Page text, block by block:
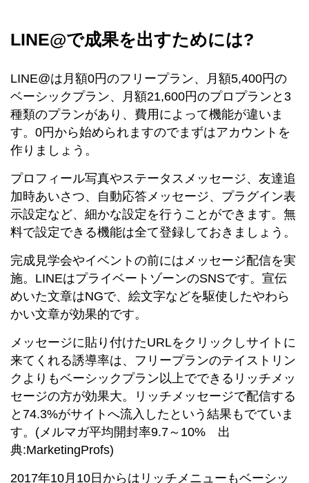
LINE@で成果を出すためには?
LINE@は月額0円のフリープラン、月額5,400円の
ベーシックプラン、月額21,600円のプロプランと3
種類のプランがあり、費用によって機能が違いま
す。0円から始められますのでまずはアカウントを
作りましょう。
プロフィール写真やステータスメッセージ、友達追
加時あいさつ、自動応答メッセージ、プラグイン表
示設定など、細かな設定を行うことができます。無
料で設定できる機能は全て登録しておきましょう。
完成見学会やイベントの前にはメッセージ配信を実
施。LINEはプライベートゾーンのSNSです。宣伝
めいた文章はNGで、絵文字などを駆使したやわら
かい文章が効果的です。
メッセージに貼り付けたURLをクリックしサイトに
来てくれる誘導率は、フリープランのテイストリン
クよりもベーシックプラン以上でできるリッチメッ
セージの方が効果大。リッチメッセージで配信する
と74.3%がサイトへ流入したという結果もでていま
す。(メルマガ平均開封率9.7～10% 出
典:MarketingProfs)
2017年10月10日からはリッチメニューもベーシッ